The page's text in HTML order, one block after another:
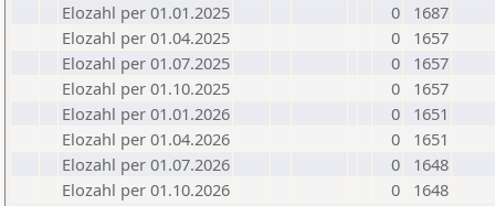
Elozahl per 01.01.2025
0
1687
Elozahl per 01.04.2025
0
1657
Elozahl per 01.07.2025
0
1657
Elozahl per 01.10.2025
0
1657
Elozahl per 01.01.2026
0
1651
Elozahl per 01.04.2026
0
1651
Elozahl per 01.07.2026
0
1648
Elozahl per 01.10.2026
0 1648